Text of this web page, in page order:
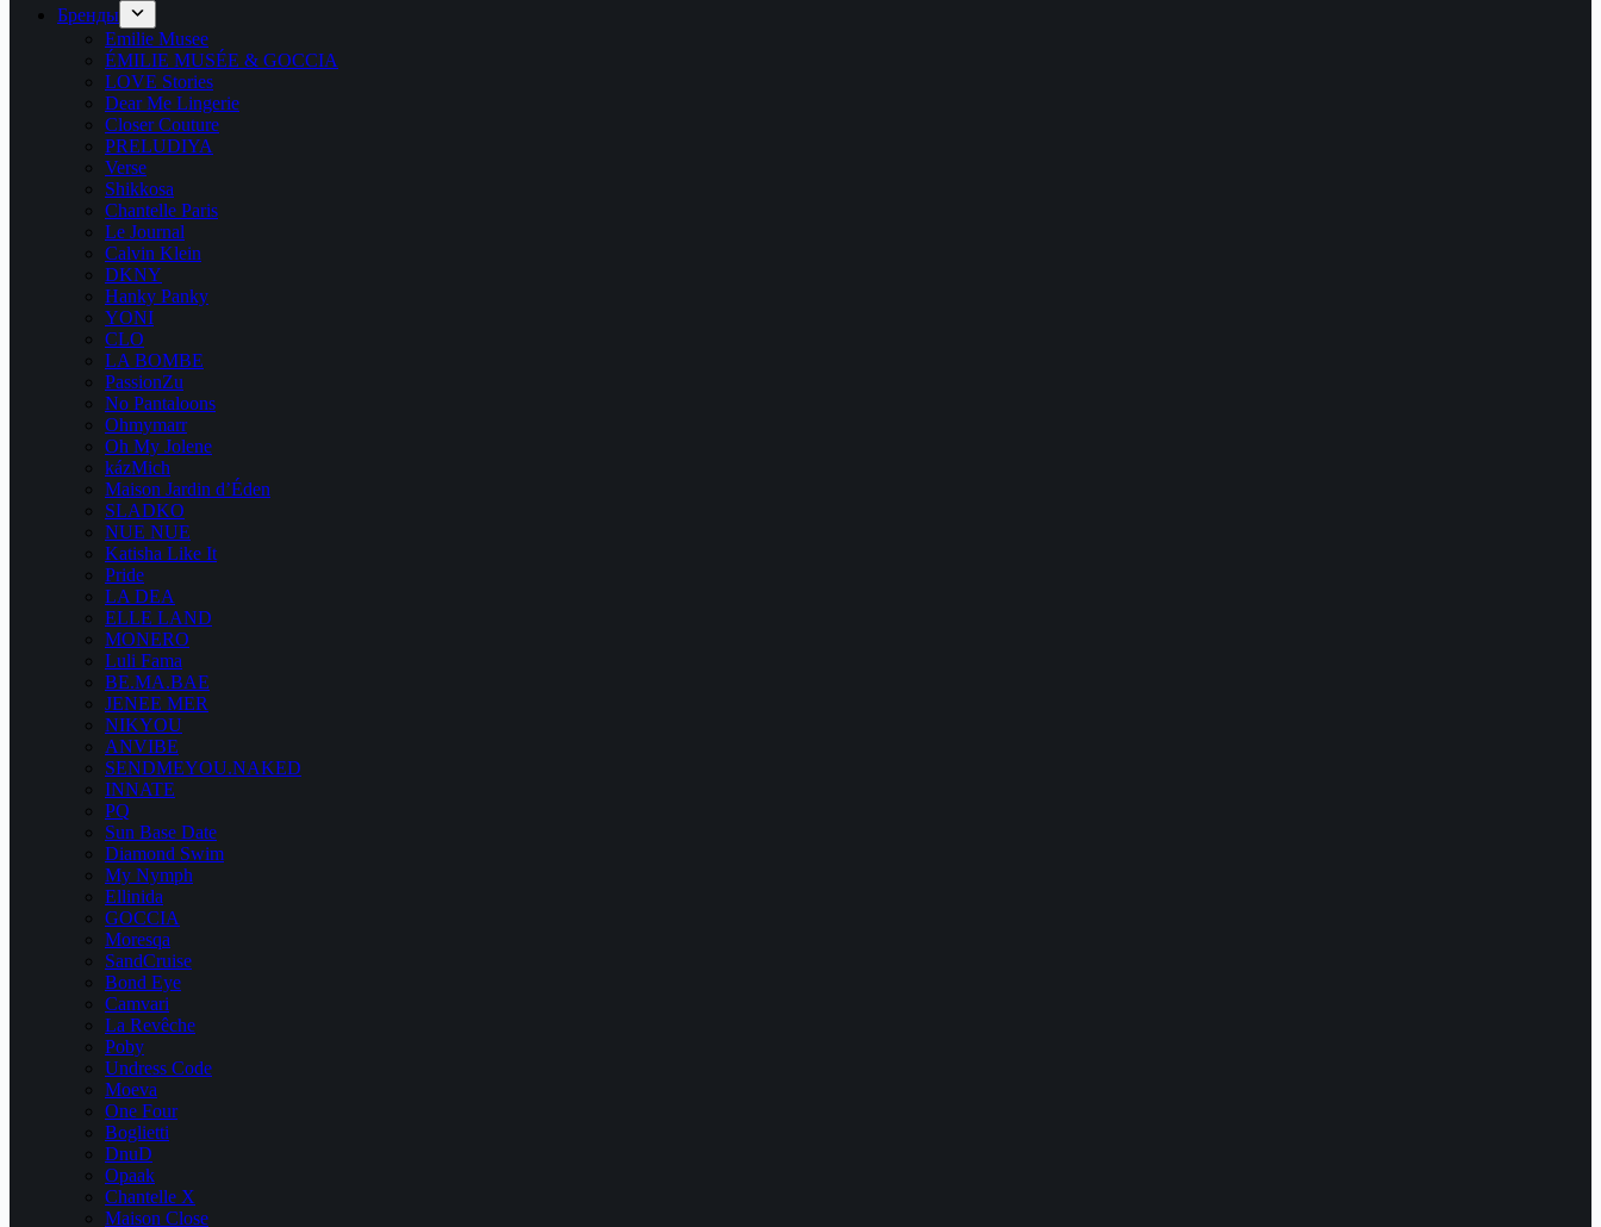
Бренды
Emilie Musee
ÉMILIE MUSÉE & GOCCIA
LOVE Stories
Dear Me Lingerie
Closer Couture
PRELUDIYA
Verse
Shikkosa
Chantelle Paris
Le Journal
Calvin Klein
DKNY
Hanky Panky
YONI
CLO
LA BOMBE
PassionZu
No Pantaloons
Ohmymarr
Oh My Jolene
kázMich
Maison Jardin d’Éden
SLADKO
NUE NUE
Katisha Like It
Pride
LA DEA
ELLE LAND
MONERO
Luli Fama
BE.MA.BAE
JENEE MER
NIKYOU
ANVIBE
SENDMEYOU.NAKED
INNATE
PQ
Sun Base Date
Diamond Swim
My Nymph
Ellinida
GOCCIA
Moresqa
SandCruise
Bond Eye
Camvari
La Revêche
Poby
Undress Code
Moeva
One Four
Boglietti
DnuD
Opaak
Chantelle X
Maison Close